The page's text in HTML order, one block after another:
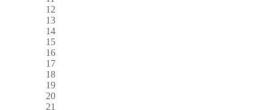
12
13
14
15
16
17
18
19
20
21